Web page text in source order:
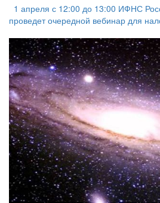
1 апреля с 12:00 до 13:00 ИФНС
проведет очередной вебинар для